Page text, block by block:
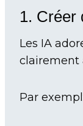
1. Créer
Les IA
clairement
Par